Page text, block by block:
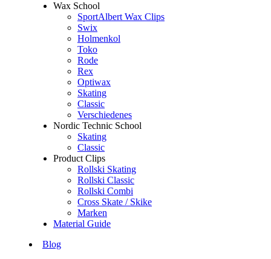
Wax School
SportAlbert Wax Clips
Swix
Holmenkol
Toko
Rode
Rex
Optiwax
Skating
Classic
Verschiedenes
Nordic Technic School
Skating
Classic
Product Clips
Rollski Skating
Rollski Classic
Rollski Combi
Cross Skate / Skike
Marken
Material Guide
Blog